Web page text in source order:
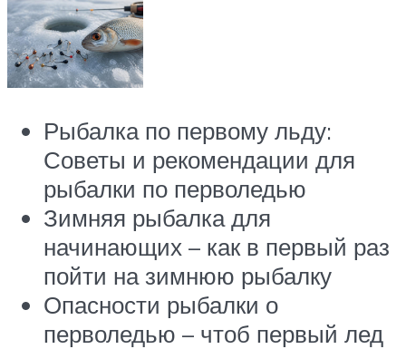
Рыбалка по первому льду:
Советы и рекомендации для
рыбалки по перволедью
Зимняя рыбалка для
начинающих – как в первый раз
пойти на зимнюю рыбалку
Опасности рыбалки о
перволедью – чтоб первый лед